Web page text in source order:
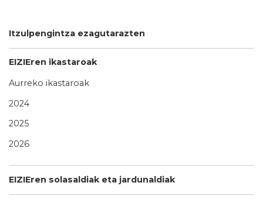
Itzulpengintza ezagutarazten
EIZIEren ikastaroak
Aurreko ikastaroak
2024
2025
2026
EIZIEren solasaldiak eta jardunaldiak